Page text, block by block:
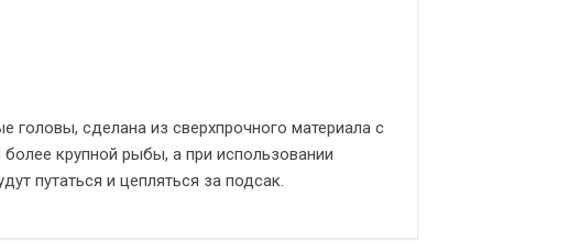
сделана из сверхпрочного материала с
крупной рыбы, а при использовании
путаться и цепляться за подсак.